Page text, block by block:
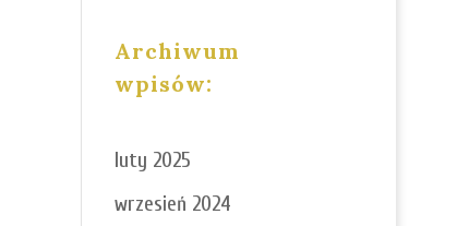
Archiwum
wpisów:
luty 2025
wrzesień 2024